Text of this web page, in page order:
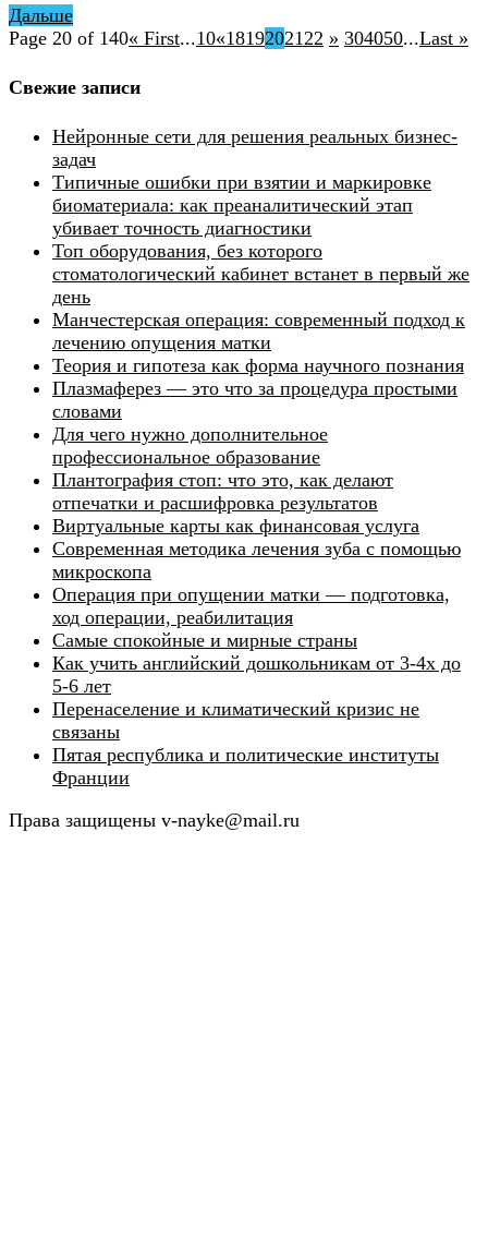
Дальше
Page 20 of 140« First...10«18192021 22 » 304050...Last »
Свежие записи
Нейронные сети для решения реальных бизнес-
задач
Типичные ошибки при взятии и маркировке
биоматериала: как преаналитический этап
убивает точность диагностики
Топ оборудования, без которого
стоматологический кабинет встанет в первый же
день
Манчестерская операция: современный подход к
лечению опущения матки
Теория и гипотеза как форма научного познания
Плазмаферез — это что за процедура простыми
словами
Для чего нужно дополнительное
профессиональное образование
Плантография стоп: что это, как делают
отпечатки и расшифровка результатов
Виртуальные карты как финансовая услуга
Современная методика лечения зуба с помощью
микроскопа
Операция при опущении матки — подготовка,
ход операции, реабилитация
Самые спокойные и мирные страны
Как учить английский дошкольникам от 3-4х до
5-6 лет
Перенаселение и климатический кризис не
связаны
Пятая республика и политические институты
Франции
Права защищены v-nayke@mail.ru